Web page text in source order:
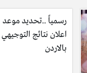
اللغة الإنجليزية
معطيات الميدان التربوي
رسمياً ..تحديد موعد
اعلان نتائج التوجيهي
بالاردن